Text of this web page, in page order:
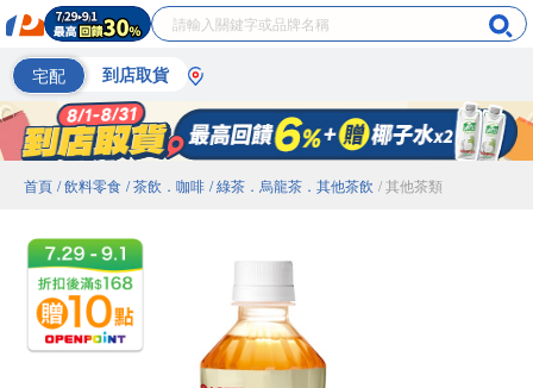
宅配 到店取貨
首頁 / 飲料零食 / 茶飲．咖啡 / 綠茶．烏龍茶．其他茶飲 / 其他茶類